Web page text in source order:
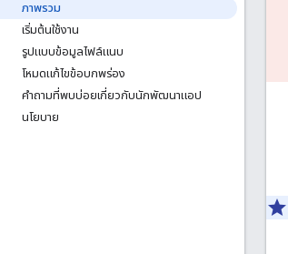
ภาพรวม
เริ่มต้นใช้งาน
รูปแบบข้อมูลไฟล์แนบ
โหมดแก้ไขข้อบกพร่อง
คําถามที่พบบ่อยเกี่ยวกับนักพัฒนาแอป
นโยบาย